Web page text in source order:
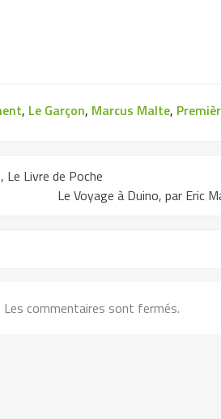
, Le Garçon, Marcus Malte,
Livre de Poche
Le Voyage à Duino, par Eric
Les commentaires sont fermés.